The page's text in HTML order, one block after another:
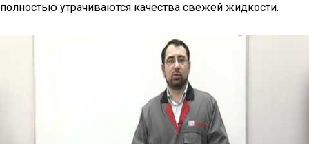
полностью утрачиваются качества свежей жидкости.